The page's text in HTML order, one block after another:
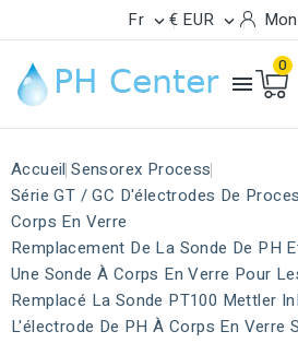
Fr  € EUR 

0
Accueil Sensorex Process
Série GT / GC D'électrodes De
Corps En Verre
Remplacement De La Sonde De PH
Une Sonde À Corps En Verre Pour
Remplacé La Sonde PT100 Mettler
L'électrode De PH À Corps En Verre